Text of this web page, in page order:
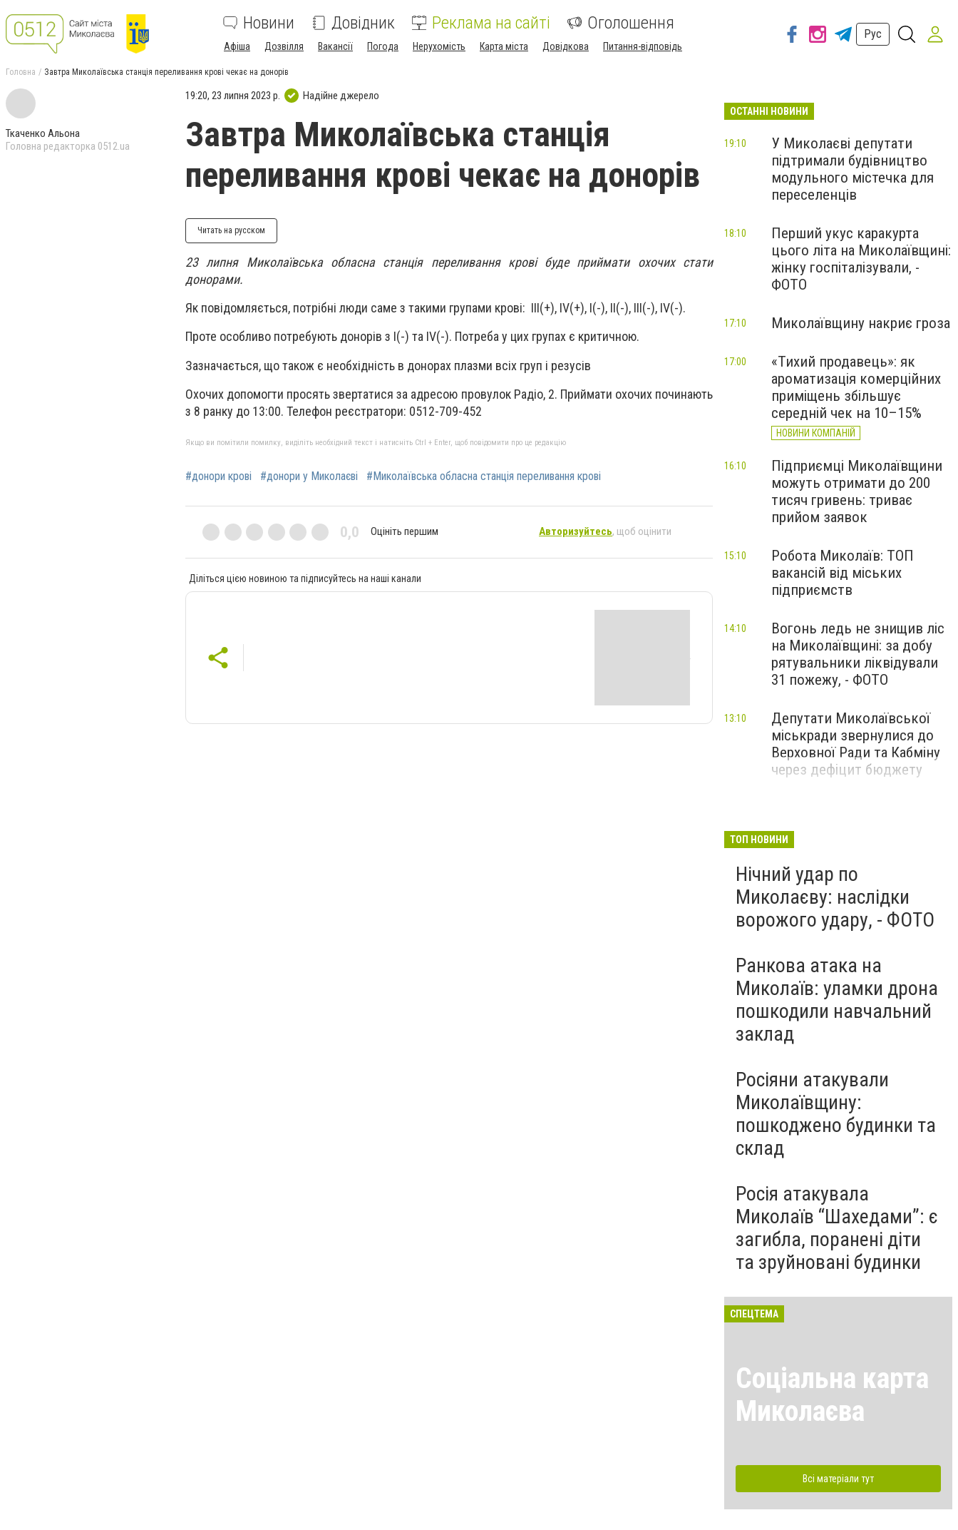
Новини Довідник Реклама на сайті Оголошення
Афіша Дозвілля Вакансії Погода Нерухомість Карта міста Довідкова Питання-відповідь
Рус
Головна Завтра Миколаївська станція переливання крові чекає на донорів
Ткаченко Альона
Головна редакторка 0512.ua
19:20, 23 липня 2023 р. Надійне джерело
Завтра Миколаївська станція
переливання крові чекає на донорів
Читать на русском
23 липня Миколаївська обласна станція переливання крові буде приймати охочих стати
донорами.
Як повідомляється, потрібні люди саме з такими групами крові: III(+), IV(+), I(-), II(-), III(-), IV(-).
Проте особливо потребують донорів з I(-) та IV(-). Потреба у цих групах є критичною.
Зазначається, що також є необхідність в донорах плазми всіх груп і резусів
Охочих допомогти просять звертатися за адресою провулок Радіо, 2. Приймати охочих починають
з 8 ранку до 13:00. Телефон реєстратори: 0512-709-452
Якщо ви помітили помилку, виділіть необхідний текст і натисніть Ctrl + Enter, щоб повідомити про це редакцію
#донори крові #донори у Миколаєві #Миколаївська обласна станція переливання крові
0,0 Оцініть першим Авторизуйтесь, щоб оцінити
Діліться цією новиною та підписуйтесь на наші канали
ОСТАННІ НОВИНИ
У Миколаєві депутати
підтримали будівництво
модульного містечка для
переселенців
19:10
Перший укус каракурта
цього літа на Миколаївщині:
жінку госпіталізували, -
ФОТО
18:10
Миколаївщину накриє гроза
17:10
«Тихий продавець»: як
ароматизація комерційних
приміщень збільшує
середній чек на 10–15%
НОВИНИ КОМПАНІЙ
17:00
Підприємці Миколаївщини
можуть отримати до 200
тисяч гривень: триває
прийом заявок
16:10
Робота Миколаїв: ТОП
вакансій від міських
підприємств
15:10
Вогонь ледь не знищив ліс
на Миколаївщині: за добу
рятувальники ліквідували
31 пожежу, - ФОТО
14:10
Депутати Миколаївської
міськради звернулися до
Верховної Ради та Кабміну
через дефіцит бюджету
13:10
ТОП НОВИНИ
Нічний удар по
Миколаєву: наслідки
ворожого удару, - ФОТО
Ранкова атака на
Миколаїв: уламки дрона
пошкодили навчальний
заклад
Росіяни атакували
Миколаївщину:
пошкоджено будинки та
склад
Росія атакувала
Миколаїв “Шахедами”: є
загибла, поранені діти
та зруйновані будинки
СПЕЦТЕМА
Соціальна карта
Миколаєва
Всі матеріали тут